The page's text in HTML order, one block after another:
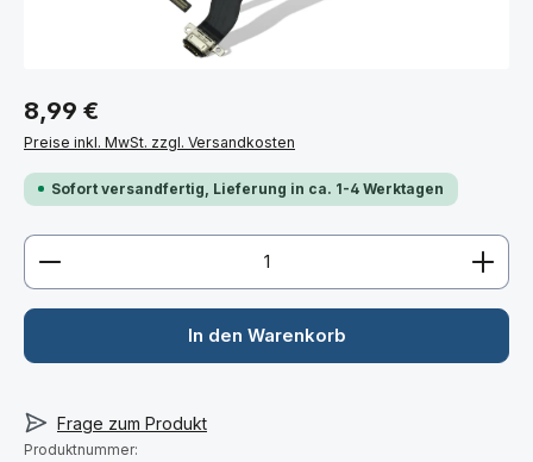
8,99 €
Preise inkl. MwSt. zzgl. Versandkosten
Sofort versandfertig, Lieferung in ca. 1-4 Werktagen
Produkt Anzahl: Gib den gewünschten Wert ein
In den Warenkorb
Frage zum Produkt
Produktnummer: